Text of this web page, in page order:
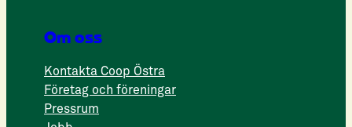
Om oss
Kontakta Coop Östra
Företag och föreningar
Pressrum